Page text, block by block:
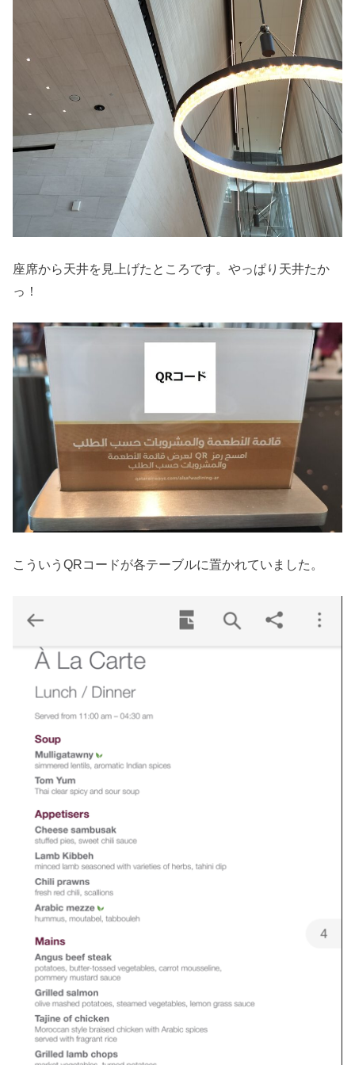
座席から天井を見上げたところです。やっぱり天井たか
っ！
こういうQRコードが各テーブルに置かれていました。